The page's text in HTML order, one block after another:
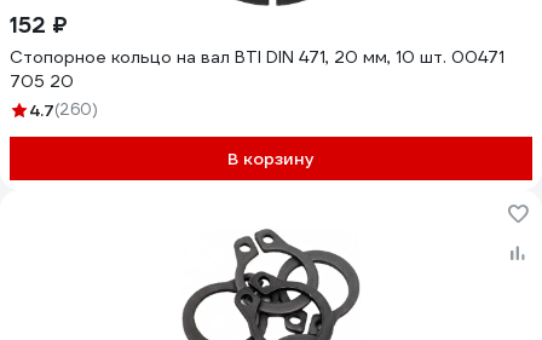
152 ₽
Стопорное кольцо на вал BTI DIN 471, 20 мм, 10 шт. 00471
705 20
4.7(260)
В корзину